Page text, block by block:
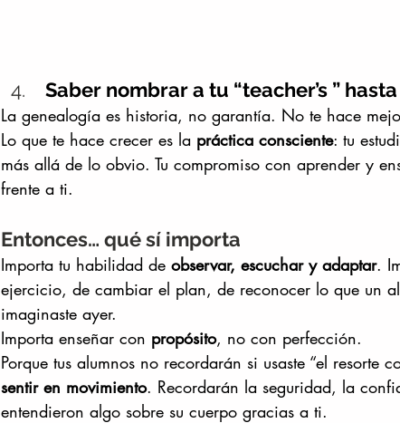
Saber nombrar a tu “teacher’s ”
La genealogía es historia, no garantía. No te hace
Lo que te hace crecer es la práctica consciente: tu
más allá de lo obvio. Tu compromiso con aprender y
frente a ti.
Entonces… qué sí importa
Importa tu habilidad de observar, escuchar y adaptar.
ejercicio, de cambiar el plan, de reconocer lo que un
imaginaste ayer.
Importa enseñar con propósito, no con perfección.
Porque tus alumnos no recordarán si usaste “el resorte
sentir en movimiento. Recordarán la seguridad, la
entendieron algo sobre su cuerpo gracias a ti.